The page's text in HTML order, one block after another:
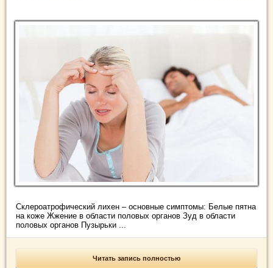
Склероатрофический лихен – основные симптомы: Белые пятна
на коже Жжение в области половых органов Зуд в области
половых органов Пузырьки ...
Читать запись полностью